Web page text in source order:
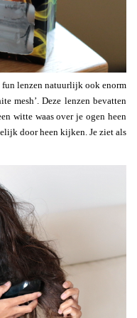
lenzen natuurlijk ook enorm
mesh’. Deze lenzen bevatten
witte waas over je ogen heen
door heen kijken. Je ziet als